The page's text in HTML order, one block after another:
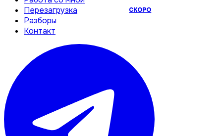
Перезагрузка
СКОРО
Разборы
Контакт